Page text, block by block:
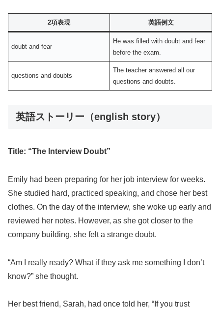
2項表現 英語例文
doubt and fear
He was filled with doubt and fear
before the exam.
questions and doubts
The teacher answered all our
questions and doubts.
英語ストーリー（english story）
Title: “The Interview Doubt”
Emily had been preparing for her job interview for weeks.
She studied hard, practiced speaking, and chose her best
clothes. On the day of the interview, she woke up early and
reviewed her notes. However, as she got closer to the
company building, she felt a strange doubt.
“Am I really ready? What if they ask me something I don’t
know?” she thought.
Her best friend, Sarah, had once told her, “If you trust